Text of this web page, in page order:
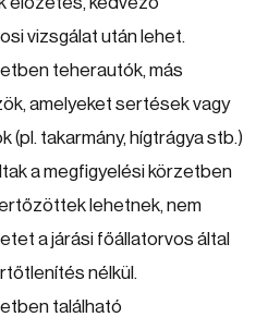
vizsgálat után lehet.
teherautók, más
amelyeket sertések vagy
(pl. takarmány, hígtrágya stb.)
a megfigyelési körzetben
lehetnek, nem
a járási főállatorvos által
nélkül.
található